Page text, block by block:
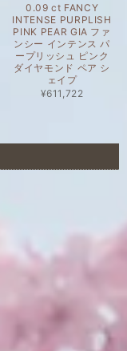
0.09 ct FANCY
INTENSE PURPLISH
PINK PEAR GIA ファ
ンシー インテンス パ
ープリッシュ ピンク
ダイヤモンド ペア シ
ェイプ
¥611,722